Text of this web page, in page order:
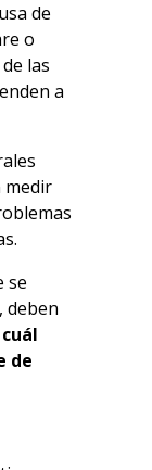
de
o
las
a
medir
se
deben
cuál
de